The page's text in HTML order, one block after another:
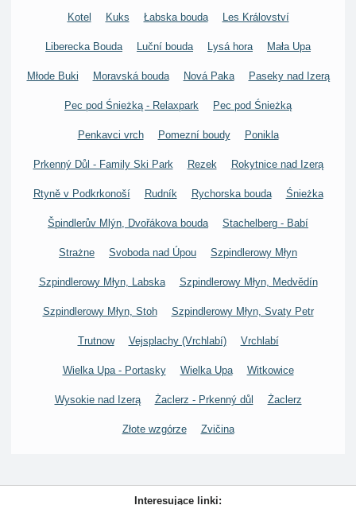
Kotel Kuks Łabska bouda Les Království
Liberecka Bouda Luční bouda Lysá hora Mała Upa
Młode Buki Moravská bouda Nová Paka Paseky nad Izerą
Pec pod Śnieżką - Relaxpark Pec pod Śnieżką
Penkavci vrch Pomezní boudy Ponikla
Prkenný Důl - Family Ski Park Rezek Rokytnice nad Izerą
Rtyně v Podkrkonoší Rudník Rychorska bouda Śnieżka
Špindlerův Mlýn, Dvořákova bouda Stachelberg - Babí
Strażne Svoboda nad Úpou Szpindlerowy Młyn
Szpindlerowy Młyn, Labska Szpindlerowy Młyn, Medvědín
Szpindlerowy Młyn, Stoh Szpindlerowy Młyn, Svaty Petr
Trutnow Vejsplachy (Vrchlabí) Vrchlabí
Wielka Upa - Portasky Wielka Upa Witkowice
Wysokie nad Izerą Żaclerz - Prkenný důl Żaclerz
Złote wzgórze Zvičina
Interesujące linki: